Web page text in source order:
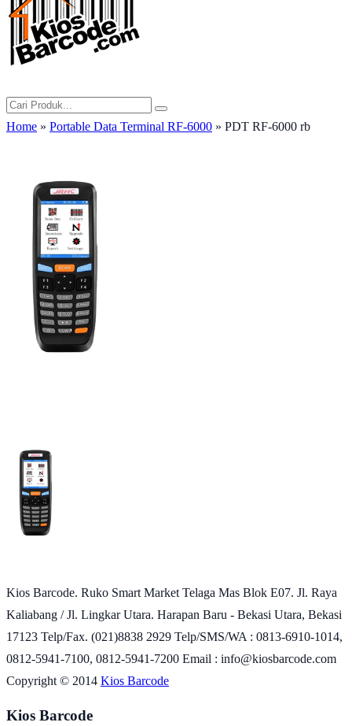
Home » Portable Data Terminal RF-6000 » PDT RF-6000 rb
Kios Barcode. Ruko Smart Market Telaga Mas Blok E07. Jl. Raya
Kaliabang / Jl. Lingkar Utara. Harapan Baru - Bekasi Utara, Bekasi
17123 Telp/Fax. (021)8838 2929 Telp/SMS/WA : 0813-6910-1014,
0812-5941-7100, 0812-5941-7200 Email : info@kiosbarcode.com
Copyright © 2014 Kios Barcode
Kios Barcode